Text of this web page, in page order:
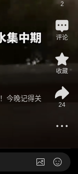
今晚记得关
2
评论
收藏
24